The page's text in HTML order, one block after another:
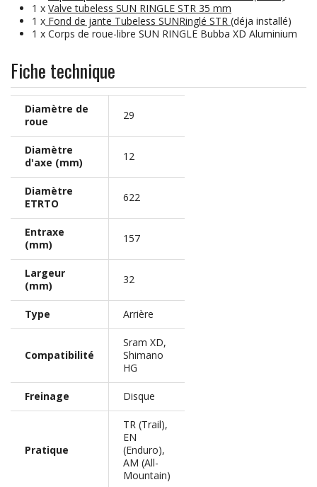
1 x Valve tubeless SUN RINGLE STR 35 mm
1 x Fond de jante Tubeless SUNRinglé STR (déja installé)
1 x Corps de roue-libre SUN RINGLE Bubba XD Aluminium
Fiche technique
Diamètre de
roue
29
Diamètre
d'axe (mm)
12
Diamètre
ETRTO
622
Entraxe
(mm)
157
Largeur
(mm)
32
Type Arrière
Compatibilité
Sram XD,
Shimano
HG
Freinage Disque
Pratique
TR (Trail),
EN
(Enduro),
AM (All-
Mountain)